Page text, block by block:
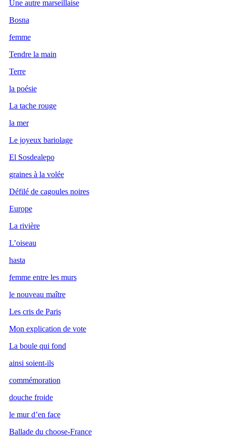
Une autre marseillaise
Bosna
femme
Tendre la main
Terre
la poésie
La tache rouge
la mer
Le joyeux bariolage
El Sosdealepo
graines à la volée
Défilé de cagoules noires
Europe
La rivière
L’oiseau
hasta
femme entre les murs
le nouveau maître
Les cris de Paris
Mon explication de vote
La boule qui fond
ainsi soient-ils
commémoration
douche froide
le mur d’en face
Ballade du choose-France